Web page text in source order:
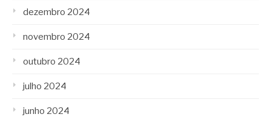
dezembro 2024
novembro 2024
outubro 2024
julho 2024
junho 2024